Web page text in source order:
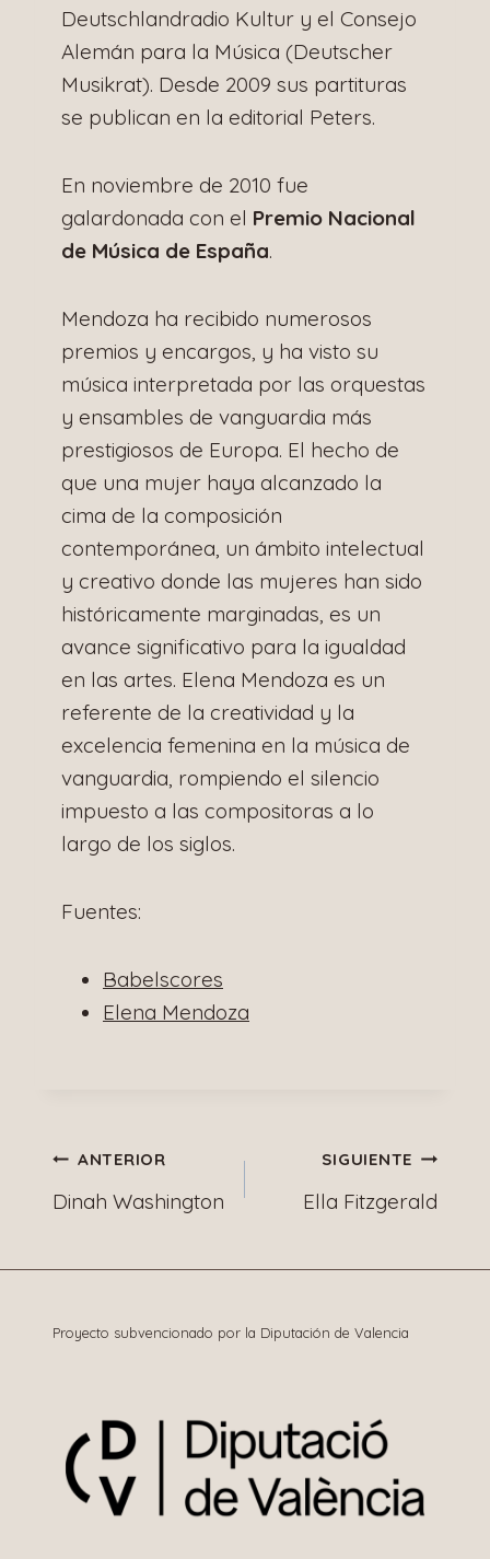
Deutschlandradio Kultur y el Consejo
Alemán para la Música (Deutscher
Musikrat). Desde 2009 sus partituras
se publican en la editorial Peters.
En noviembre de 2010 fue
galardonada con el Premio Nacional
de Música de España.
Mendoza ha recibido numerosos
premios y encargos, y ha visto su
música interpretada por las orquestas
y ensambles de vanguardia más
prestigiosos de Europa. El hecho de
que una mujer haya alcanzado la
cima de la composición
contemporánea, un ámbito intelectual
y creativo donde las mujeres han sido
históricamente marginadas, es un
avance significativo para la igualdad
en las artes. Elena Mendoza es un
referente de la creatividad y la
excelencia femenina en la música de
vanguardia, rompiendo el silencio
impuesto a las compositoras a lo
largo de los siglos.
Fuentes:
Babelscores
Elena Mendoza
Navegación
de
entradas
ANTERIOR
Dinah Washington
SIGUIENTE
Ella Fitzgerald
Proyecto subvencionado por la Diputación de Valencia